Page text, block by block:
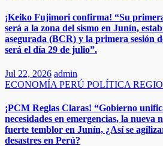
​​​¡Keiko Fujimori confirma! “Su
será a la zona del sismo en Junín,
asegurada (BCR) y la primera sesión
será el día 29 de julio”.
Jul 22, 2026 admin
ECONOMÍA PERÚ POLÍTICA
¡PCM Reglas Claras! “Gobierno
necesidades en emergencias, la
fuerte temblor en Junín, ¿Así se
desastres en Perú?​